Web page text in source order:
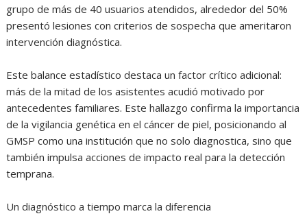
grupo de más de 40 usuarios atendidos, alrededor del 50%
presentó lesiones con criterios de sospecha que ameritaron
intervención diagnóstica.
Este balance estadístico destaca un factor crítico adicional:
más de la mitad de los asistentes acudió motivado por
antecedentes familiares. Este hallazgo confirma la importancia
de la vigilancia genética en el cáncer de piel, posicionando al
GMSP como una institución que no solo diagnostica, sino que
también impulsa acciones de impacto real para la detección
temprana.
Un diagnóstico a tiempo marca la diferencia